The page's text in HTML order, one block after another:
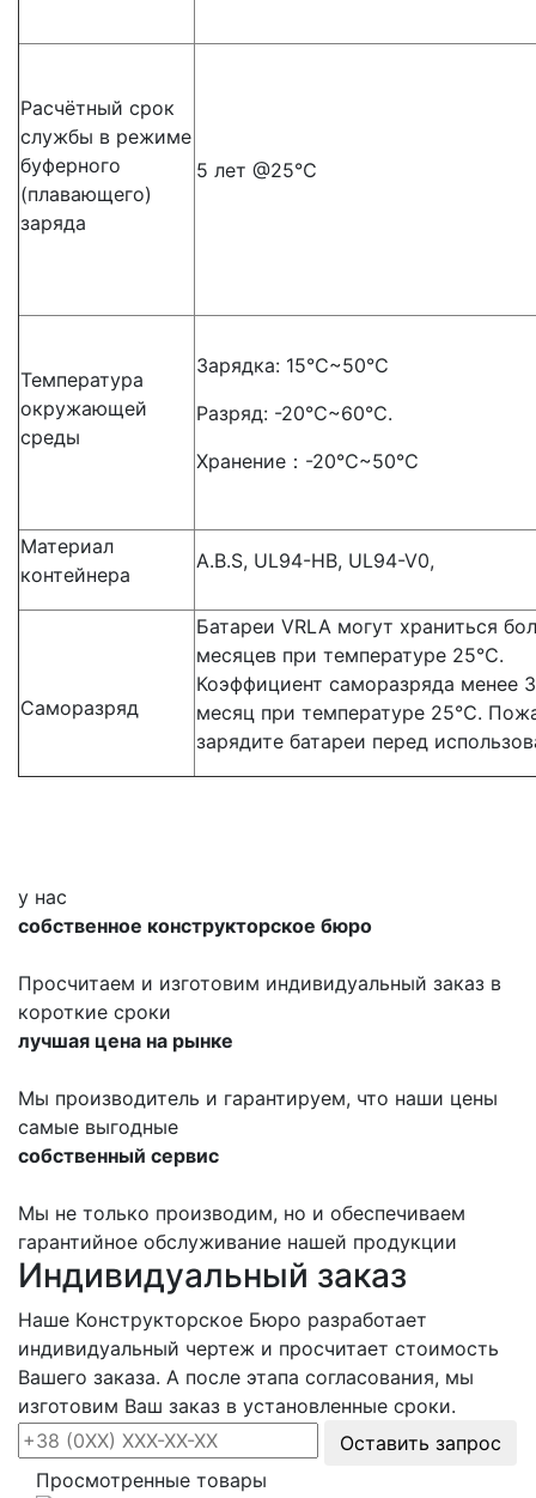
Расчётный срок
службы в режиме
буферного
(плавающего)
заряда
5 лет @25℃
Температура
окружающей
среды
Зарядка: 15℃~50℃
Разряд: -20℃~60℃.
Хранение：-20℃~50℃
Материал
контейнера
A.B.S, UL94-HB, UL94-V0,
Саморазряд
Батареи VRLA могут храниться
месяцев при температуре 25℃.
Коэффициент саморазряда менее
месяц при температуре 25℃.
зарядите батареи перед
у нас
собственное конструкторское бюро
Просчитаем и изготовим индивидуальный заказ в
короткие сроки
лучшая цена на рынке
Мы производитель и гарантируем, что наши цены
самые выгодные
собственный сервис
Мы не только производим, но и обеспечиваем
гарантийное обслуживание нашей продукции
Индивидуальный заказ
Наше Конструкторское Бюро разработает
индивидуальный чертеж и просчитает стоимость
Вашего заказа. А после этапа согласования, мы
изготовим Ваш заказ в установленные сроки.
Оставить запрос
Просмотренные товары